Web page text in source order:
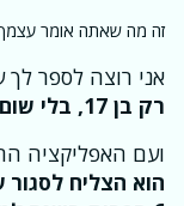
זה מה שאתה אומר
אני רוצה לספר לך
רק בן 17, בלי שום ידע בתכנות או בעולם התוכנה
ועם האפליקציה
הוא הצליח